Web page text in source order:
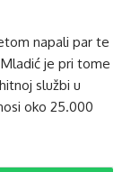
napali par te
je pri tome
službi u
oko 25.000